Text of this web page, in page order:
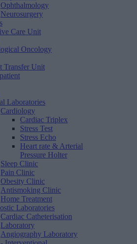
Ophthalmology
Neurosurgery
Care Unit
Oncology
Transfer Unit
Laboratories
Cardiology
Cardiac Triplex
Stress Test
Stress Echo
Heart rate & Arterial
Pressure Holter
Sleep Clinic
Pain Clinic
Obesity Clinic
Antismoking Clinic
Home Treatment
Laboratories
Cardiac Catheterisation
Laboratory
Angiography Laboratory